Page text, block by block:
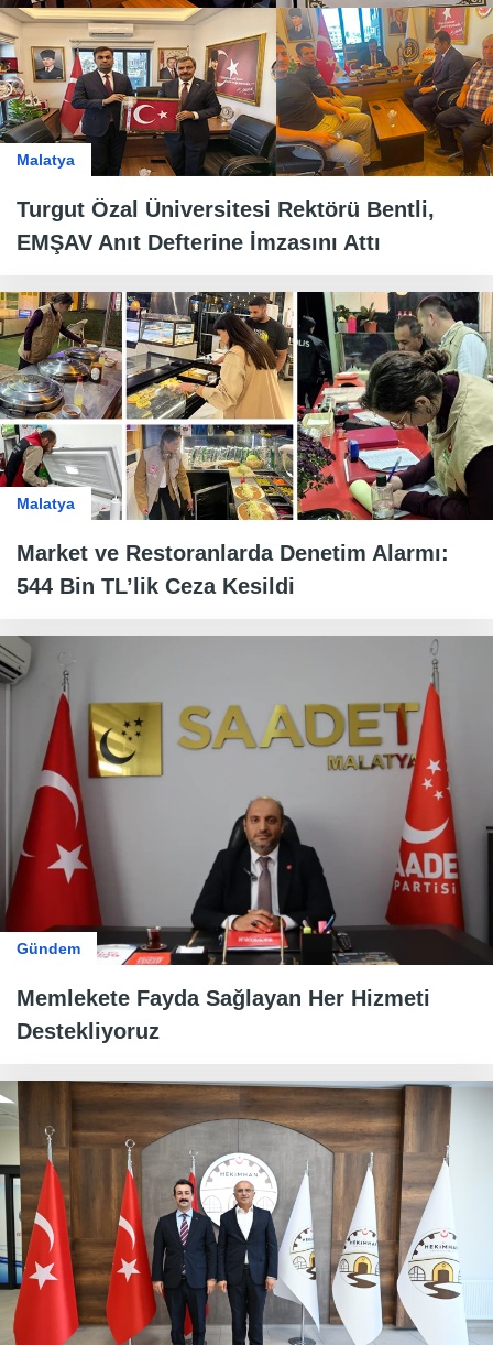
Malatya
Turgut Özal Üniversitesi Rektörü Bentli,
EMŞAV Anıt Defterine İmzasını Attı
Malatya
Market ve Restoranlarda Denetim Alarmı:
544 Bin TL’lik Ceza Kesildi
Gündem
Memlekete Fayda Sağlayan Her Hizmeti
Destekliyoruz